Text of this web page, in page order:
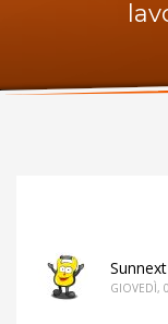
ORARI
Martedi:9am –
GIOVEDÌ,